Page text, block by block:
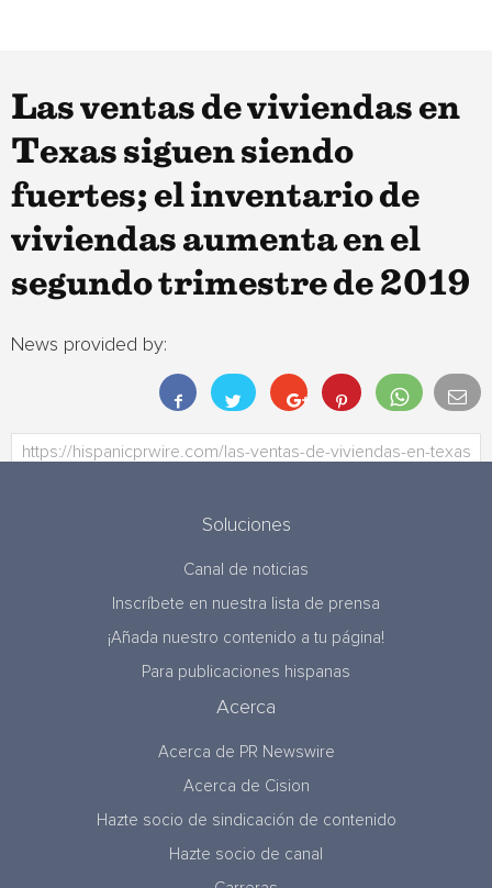
Las ventas de viviendas en
Texas siguen siendo
fuertes; el inventario de
viviendas aumenta en el
segundo trimestre de 2019
News provided by:
Soluciones
Canal de noticias
Inscríbete en nuestra lista de prensa
¡Añada nuestro contenido a tu página!
Para publicaciones hispanas
Acerca
Acerca de PR Newswire
Acerca de Cision
Hazte socio de sindicación de contenido
Hazte socio de canal